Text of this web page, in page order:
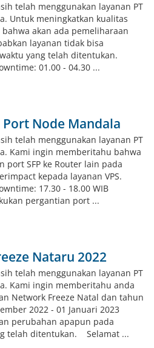
telah menggunakan layanan PT
Untuk meningkatkan kualitas
akan ada pemeliharaan
layanan tidak bisa
yang telah ditentukan.
01.00 - 04.30 ...
Node Mandala
telah menggunakan layanan PT
Kami ingin memberitahu bahwa
port SFP ke Router lain pada
kepada layanan VPS.
17.30 - 18.00 WIB
pergantian port ...
Nataru 2022
telah menggunakan layanan PT
Kami ingin memberitahu anda
Network Freeze Natal dan tahun
2022 - 01 Januari 2023
perubahan apapun pada
telah ditentukan. Selamat ...